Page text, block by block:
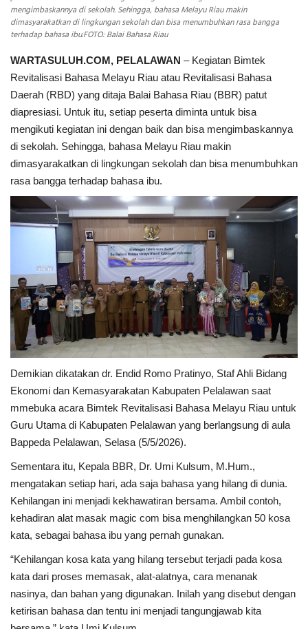
mengimbaskannya di sekolah. Sehingga, bahasa Melayu Riau makin
dimasyarakatkan di lingkungan sekolah dan bisa menumbuhkan rasa bangga
terhadap bahasa ibu.FOTO: Balai Bahasa Riau
WARTASULUH.COM, PELALAWAN – Kegiatan Bimtek
Revitalisasi Bahasa Melayu Riau atau Revitalisasi Bahasa
Daerah (RBD) yang ditaja Balai Bahasa Riau (BBR) patut
diapresiasi. Untuk itu, setiap peserta diminta untuk bisa
mengikuti kegiatan ini dengan baik dan bisa mengimbaskannya
di sekolah. Sehingga, bahasa Melayu Riau makin
dimasyarakatkan di lingkungan sekolah dan bisa menumbuhkan
rasa bangga terhadap bahasa ibu.
Demikian dikatakan dr. Endid Romo Pratinyo, Staf Ahli Bidang
Ekonomi dan Kemasyarakatan Kabupaten Pelalawan saat
mmebuka acara Bimtek Revitalisasi Bahasa Melayu Riau untuk
Guru Utama di Kabupaten Pelalawan yang berlangsung di aula
Bappeda Pelalawan, Selasa (5/5/2026).
Sementara itu, Kepala BBR, Dr. Umi Kulsum, M.Hum.,
mengatakan setiap hari, ada saja bahasa yang hilang di dunia.
Kehilangan ini menjadi kekhawatiran bersama. Ambil contoh,
kehadiran alat masak magic com bisa menghilangkan 50 kosa
kata, sebagai bahasa ibu yang pernah gunakan.
“Kehilangan kosa kata yang hilang tersebut terjadi pada kosa
kata dari proses memasak, alat-alatnya, cara menanak
nasinya, dan bahan yang digunakan. Inilah yang disebut dengan
ketirisan bahasa dan tentu ini menjadi tangungjawab kita